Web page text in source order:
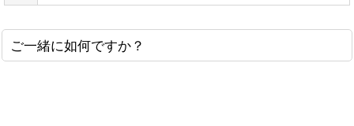
ご一緒に如何ですか？